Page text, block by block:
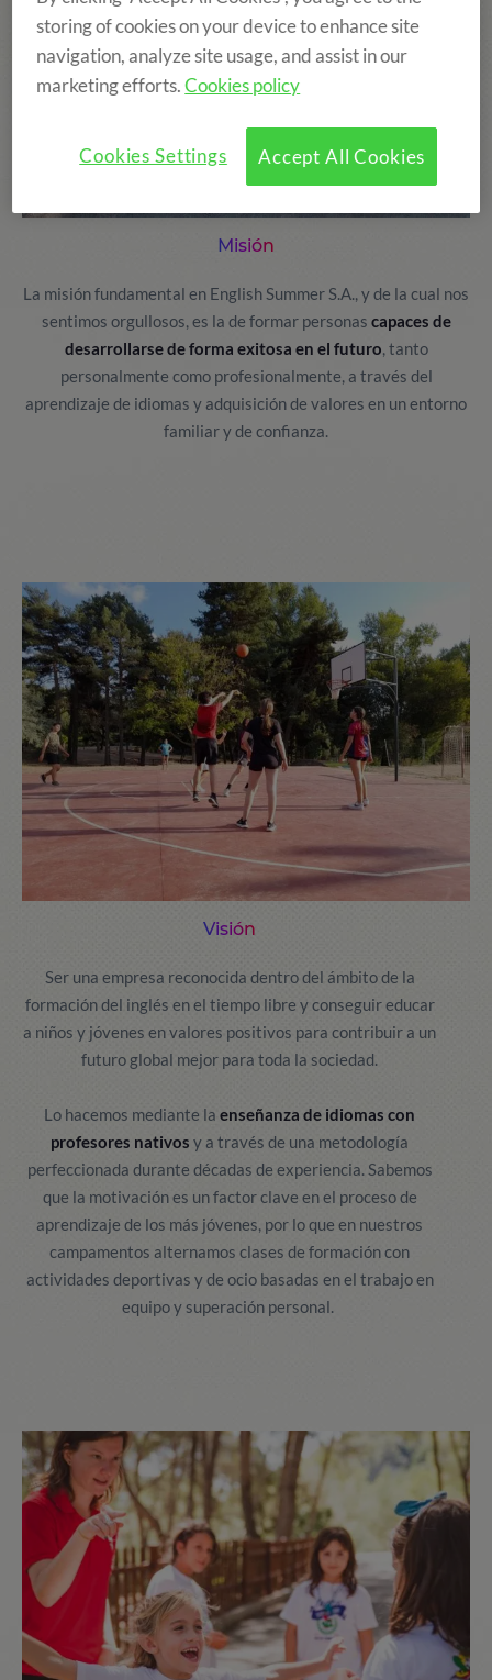
Misión
La misión fundamental en English Summer S.A., y de la cual nos
sentimos orgullosos, es la de formar personas capaces de
desarrollarse de forma exitosa en el futuro, tanto
personalmente como profesionalmente, a través del
aprendizaje de idiomas y adquisición de valores en un entorno
familiar y de confianza.
Visión
Ser una empresa reconocida dentro del ámbito de la
formación del inglés en el tiempo libre y conseguir educar
a niños y jóvenes en valores positivos para contribuir a un
futuro global mejor para toda la sociedad.
Lo hacemos mediante la enseñanza de idiomas con
profesores nativos y a través de una metodología
perfeccionada durante décadas de experiencia. Sabemos
que la motivación es un factor clave en el proceso de
aprendizaje de los más jóvenes, por lo que en nuestros
campamentos alternamos clases de formación con
actividades deportivas y de ocio basadas en el trabajo en
equipo y superación personal.
storing of cookies on your device to enhance site
navigation, analyze site usage, and assist in our
marketing efforts.Cookies policy
Accept All Cookies
Cookies Settings